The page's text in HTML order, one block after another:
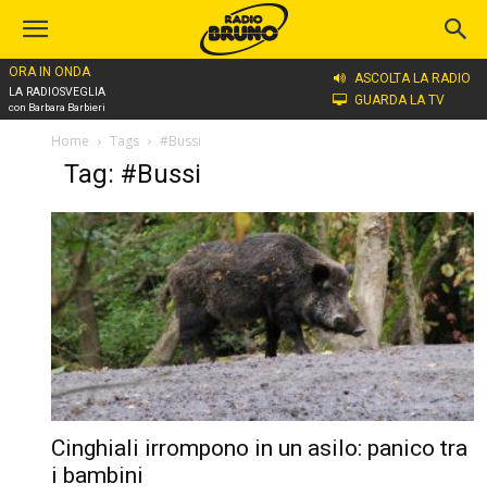
ORA IN ONDA
LA RADIOSVEGLIA
con Barbara Barbieri
ASCOLTA LA RADIO
GUARDA LA TV
Home Tags #Bussi
Tag: #Bussi
Cinghiali irrompono in un asilo: panico tra
i bambini